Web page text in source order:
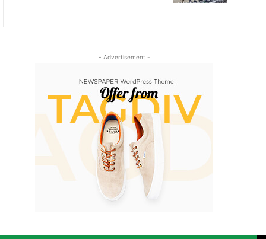
- Advertisement -